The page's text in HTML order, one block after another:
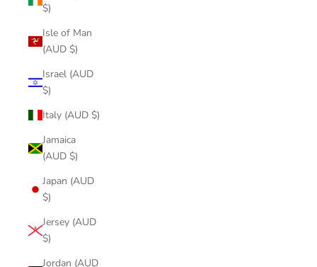
$)
Isle of Man
(AUD $)
Israel (AUD
$)
Italy (AUD $)
Jamaica
(AUD $)
Japan (AUD
$)
Jersey (AUD
$)
Jordan (AUD